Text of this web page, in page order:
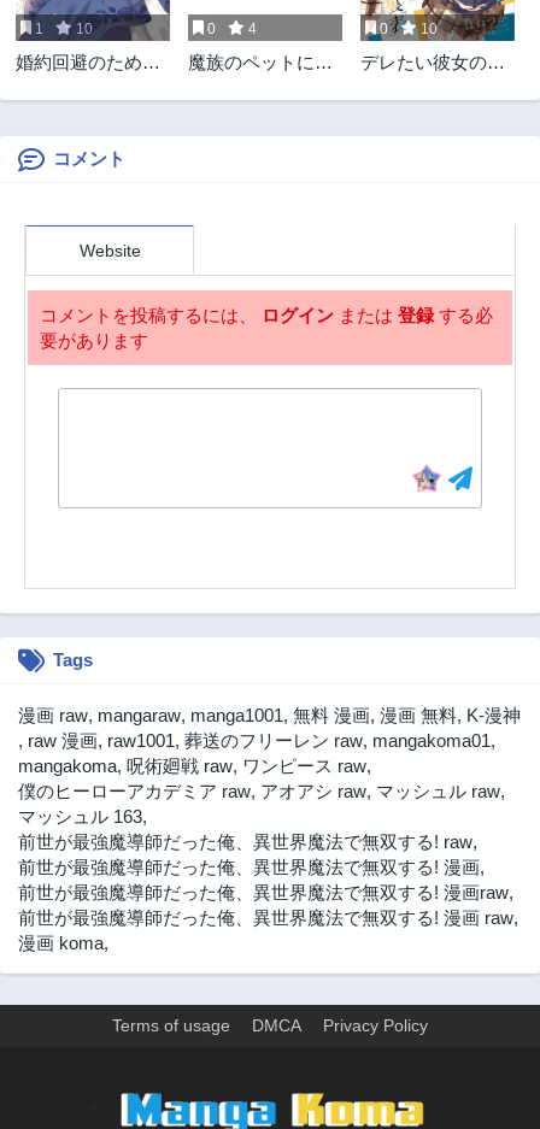
1 10
婚約回避のため、
0 4
魔族のペットにな
0 10
デレたい彼女の裏
コメント
Website
コメントを投稿するには、 ログイン または 登録する必
要があります
Tags
漫画 raw, mangaraw, manga1001, 無料 漫画, 漫画 無料, K-漫神
, raw 漫画, raw1001, 葬送のフリーレン raw, mangakoma01,
mangakoma, 呪術廻戦 raw, ワンピース raw,
僕のヒーローアカデミア raw, アオアシ raw, マッシュル raw,
マッシュル 163,
前世が最強魔導師だった俺、異世界魔法で無双する! raw,
前世が最強魔導師だった俺、異世界魔法で無双する! 漫画,
前世が最強魔導師だった俺、異世界魔法で無双する! 漫画raw,
前世が最強魔導師だった俺、異世界魔法で無双する! 漫画 raw,
漫画 koma,
Terms of usage DMCA Privacy Policy